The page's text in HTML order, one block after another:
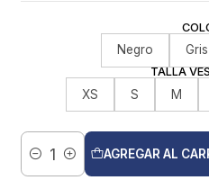
Negro Gris
TALLA
XS S M
Cantidad
AGREGAR AL